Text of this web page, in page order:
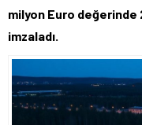
milyon Euro değerinde
imzaladı.